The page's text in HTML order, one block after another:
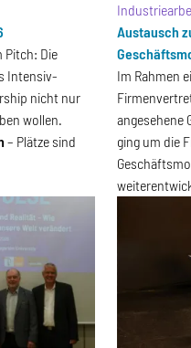
Pitch: Die
Intensiv-
nicht nur
wollen.
– Plätze sind
Austausch
Im Rahmen
angesehene
ging um die